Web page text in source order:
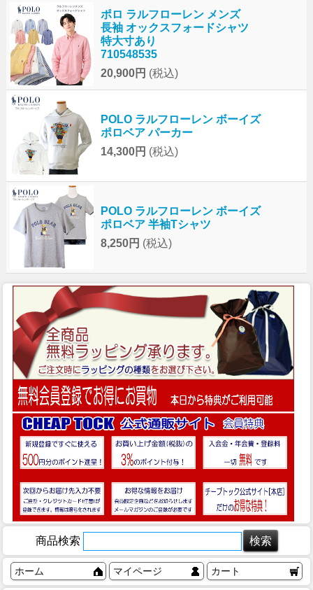
ポロ ラルフローレン メンズ
長袖 オックスフォードシャツ
特大寸あり
710548535
20,900円 (税込)
POLO ラルフローレン ボーイズ
ポロベア パーカー
14,300円 (税込)
POLO ラルフローレン ボーイズ
ポロベア 半袖Tシャツ
8,250円 (税込)
商品検索
ホーム マイページ カート